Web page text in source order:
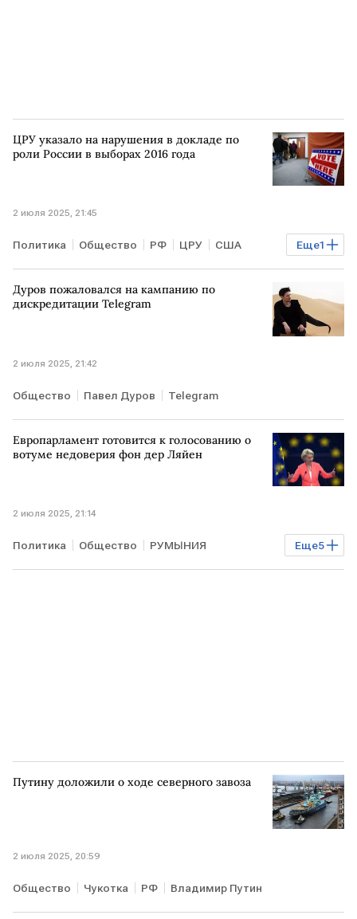
ЦРУ указало на нарушения в докладе по
роли России в выборах 2016 года
2 июля 2025, 21:45
Еще1
Политика Общество РФ ЦРУ США
выборы в США
Дуров пожаловался на кампанию по
дискредитации Telegram
2 июля 2025, 21:42
Общество Павел Дуров Telegram
Европарламент готовится к голосованию о
вотуме недоверия фон дер Ляйен
2 июля 2025, 21:14
Еще5
Политика Общество РУМЫНИЯ
ЛЮКСЕМБУРГ Урсула фон дер Ляйен ЕС
Путину доложили о ходе северного завоза
2 июля 2025, 20:59
Общество Чукотка РФ Владимир Путин